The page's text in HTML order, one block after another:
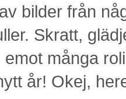
bilder från
Skratt,
många
år! Okej,